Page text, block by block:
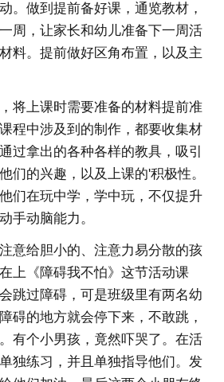
。做到提前备好课，通览教材，
周，让家长和幼儿准备下一周活
料。提前做好区角布置，以及主
将上课时需要准备的材料提前准
程中涉及到的制作，都要收集材
过拿出的各种各样的教具，吸引
们的兴趣，以及上课的'积极性。
们在玩中学，学中玩，不仅提升
手动脑能力。
意给胆小的、注意力易分散的孩
上《障碍我不怕》这节活动课
跳过障碍，可是班级里有两名幼
碍的地方就会停下来，不敢跳，
有个小男孩，竟然吓哭了。在活
独练习，并且单独指导他们。发